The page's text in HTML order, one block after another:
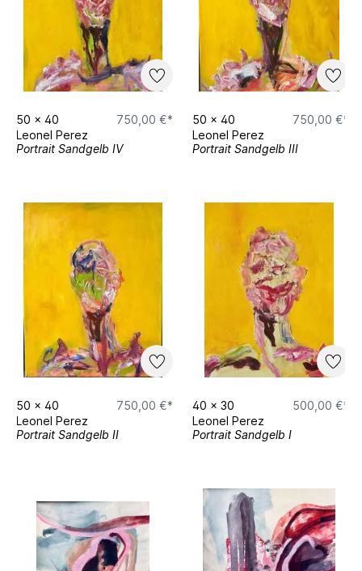
50 x 40
750,00 €*
Leonel Perez
Portrait Sandgelb IV
50 x 40
750,00 €*
Leonel Perez
Portrait Sandgelb III
50 x 40
750,00 €*
Leonel Perez
Portrait Sandgelb II
40 x 30
500,00 €*
Leonel Perez
Portrait Sandgelb I